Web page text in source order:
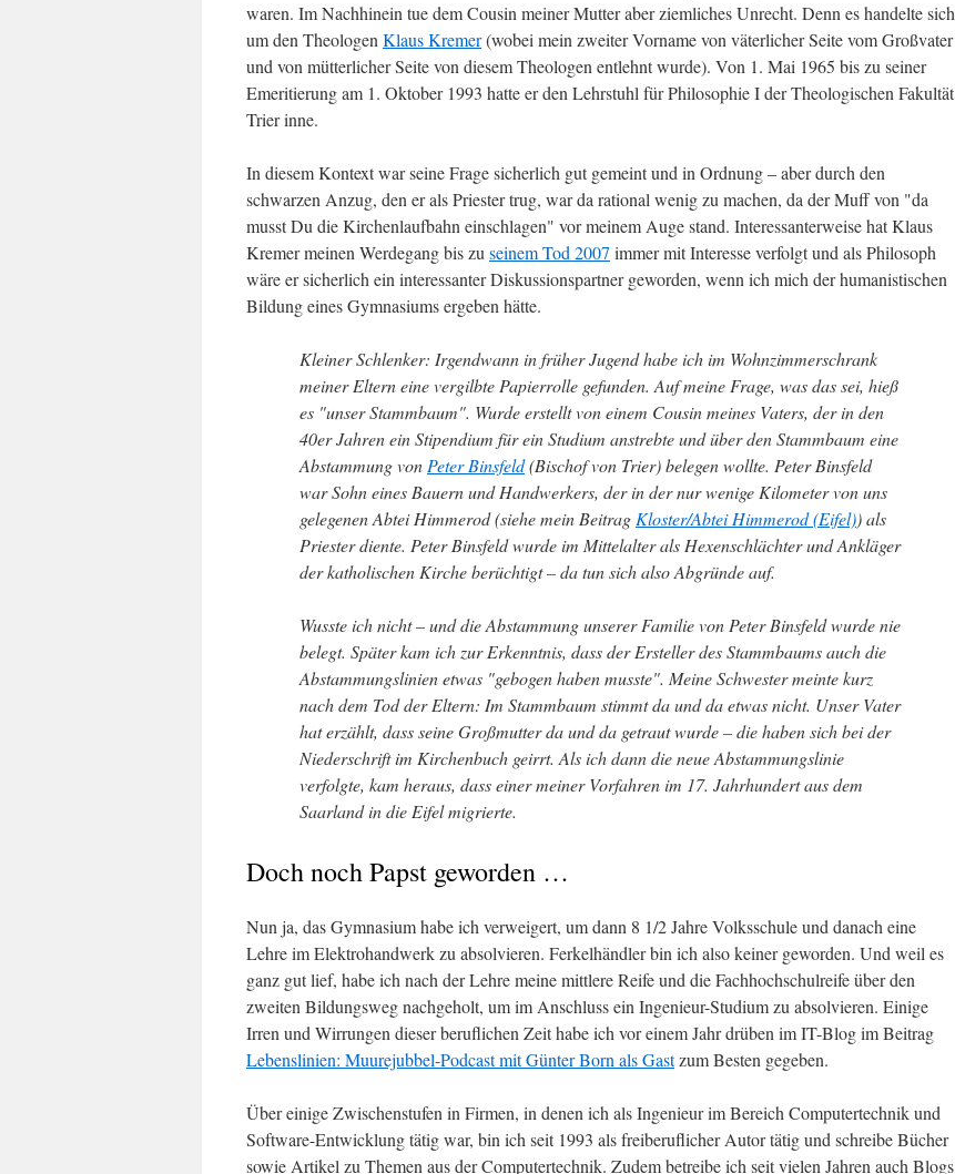
waren. Im Nachhinein tue dem Cousin meiner Mutter aber ziemliches Unrecht. Denn es handelte sich
um den Theologen Klaus Kremer(wobei mein zweiter Vorname von väterlicher Seite vom Großvater
und von mütterlicher Seite von diesem Theologen entlehnt wurde). Von 1. Mai 1965 bis zu seiner
Emeritierung am 1. Oktober 1993 hatte er den Lehrstuhl für Philosophie I der Theologischen Fakultät
Trier inne.
In diesem Kontext war seine Frage sicherlich gut gemeint und in Ordnung – aber durch den
schwarzen Anzug, den er als Priester trug, war da rational wenig zu machen, da der Muff von "da
musst Du die Kirchenlaufbahn einschlagen" vor meinem Auge stand. Interessanterweise hat Klaus
Kremer meinen Werdegang bis zu seinem Tod 2007 immer mit Interesse verfolgt und als Philosoph
wäre er sicherlich ein interessanter Diskussionspartner geworden, wenn ich mich der humanistischen
Bildung eines Gymnasiums ergeben hätte.
Kleiner Schlenker: Irgendwann in früher Jugend habe ich im Wohnzimmerschrank
meiner Eltern eine vergilbte Papierrolle gefunden. Auf meine Frage, was das sei, hieß
es "unser Stammbaum". Wurde erstellt von einem Cousin meines Vaters, der in den
40er Jahren ein Stipendium für ein Studium anstrebte und über den Stammbaum eine
Abstammung von Peter Binsfeld(Bischof von Trier) belegen wollte. Peter Binsfeld
war Sohn eines Bauern und Handwerkers, der in der nur wenige Kilometer von uns
gelegenen Abtei Himmerod (siehe mein Beitrag Kloster/Abtei Himmerod (Eifel)) als
Priester diente. Peter Binsfeld wurde im Mittelalter als Hexenschlächter und Ankläger
der katholischen Kirche berüchtigt – da tun sich also Abgründe auf.
Wusste ich nicht – und die Abstammung unserer Familie von Peter Binsfeld wurde nie
belegt. Später kam ich zur Erkenntnis, dass der Ersteller des Stammbaums auch die
Abstammungslinien etwas "gebogen haben musste". Meine Schwester meinte kurz
nach dem Tod der Eltern: Im Stammbaum stimmt da und da etwas nicht. Unser Vater
hat erzählt, dass seine Großmutter da und da getraut wurde – die haben sich bei der
Niederschrift im Kirchenbuch geirrt. Als ich dann die neue Abstammungslinie
verfolgte, kam heraus, dass einer meiner Vorfahren im 17. Jahrhundert aus dem
Saarland in die Eifel migrierte.
Doch noch Papst geworden …
Nun ja, das Gymnasium habe ich verweigert, um dann 8 1/2 Jahre Volksschule und danach eine
Lehre im Elektrohandwerk zu absolvieren. Ferkelhändler bin ich also keiner geworden. Und weil es
ganz gut lief, habe ich nach der Lehre meine mittlere Reife und die Fachhochschulreife über den
zweiten Bildungsweg nachgeholt, um im Anschluss ein Ingenieur-Studium zu absolvieren. Einige
Irren und Wirrungen dieser beruflichen Zeit habe ich vor einem Jahr drüben im IT-Blog im Beitrag
Lebenslinien: Muurejubbel-Podcast mit Günter Born als Gastzum Besten gegeben.
Über einige Zwischenstufen in Firmen, in denen ich als Ingenieur im Bereich Computertechnik und
Software-Entwicklung tätig war, bin ich seit 1993 als freiberuflicher Autor tätig und schreibe Bücher
sowie Artikel zu Themen aus der Computertechnik. Zudem betreibe ich seit vielen Jahren auch Blogs